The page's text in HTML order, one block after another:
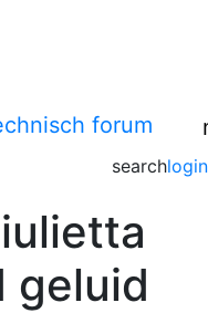
login
search
geluid